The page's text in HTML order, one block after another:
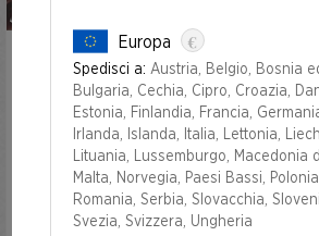
The Art of Frank Frazetta:
The Second Exhibition Foil
Edition
NON PIÙ DISPONIBLE
The
Europa €
Spedisci a: Austria, Belgio, Bosnia
Bulgaria, Cechia, Cipro, Croazia,
Estonia, Finlandia, Francia,
Irlanda, Islanda, Italia, Lettonia,
Lituania, Lussemburgo, Macedonia
Malta, Norvegia, Paesi Bassi,
Romania, Serbia, Slovacchia,
Svezia, Svizzera, Ungheria